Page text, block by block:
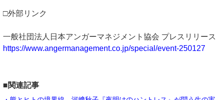
□外部リンク
一般社団法人日本アンガーマネジメント協会 プレスリリース
https://www.angermanagement.co.jp/special/event-250127
■関連記事